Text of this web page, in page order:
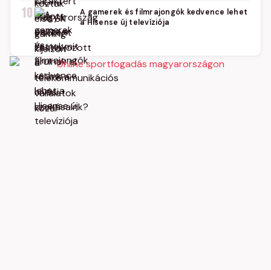
10
A gamerek és filmrajongók kedvence lehet
a Hisense új televíziója